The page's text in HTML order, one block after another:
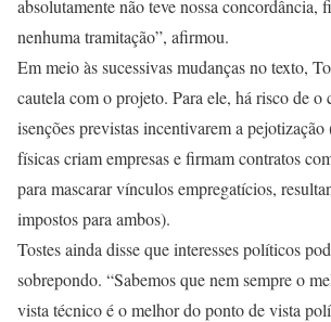
absolutamente não teve nossa concordância,
nenhuma tramitação”, afirmou.
Em meio às sucessivas mudanças no texto,
cautela com o projeto. Para ele, há risco de o
isenções previstas incentivarem a pejotização
físicas criam empresas e firmam contratos
para mascarar vínculos empregatícios,
impostos para ambos).
Tostes ainda disse que interesses políticos
sobrepondo. “Sabemos que nem sempre o
vista técnico é o melhor do ponto de vista